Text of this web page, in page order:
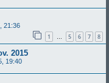
21:36
1 … 5 6 7 8
2015
19:40